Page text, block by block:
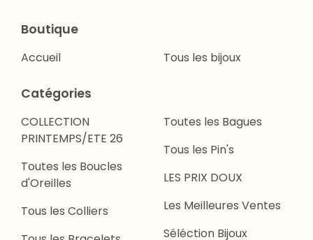
Boutique
Accueil Tous les bijoux
Catégories
COLLECTION
PRINTEMPS/ETE 26
Toutes les Boucles
d'Oreilles
Tous les Colliers
Toutes les Bagues
Tous les Pin's
LES PRIX DOUX
Les Meilleures Ventes
Séléction Bijoux